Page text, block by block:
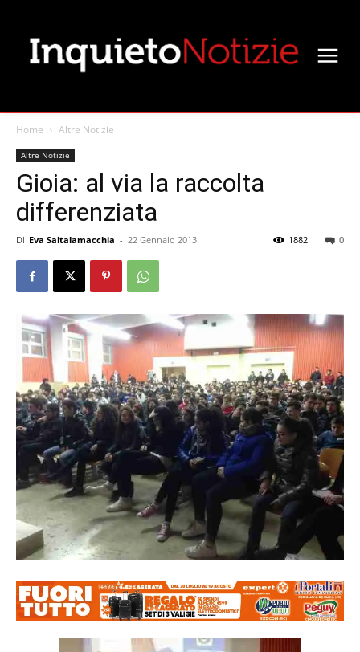
Home Altre Notizie
Altre Notizie
Gioia: al via la raccolta
differenziata
Di Eva Saltalamacchia - 22 Gennaio 2013 0
1882